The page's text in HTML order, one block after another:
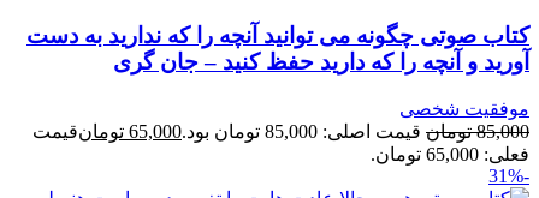
کتاب صوتی چگونه می توانید آنچه را که ندارید به دست
آورید و آنچه را که دارید حفظ کنید – جان گری
موفقیت شخصی
85,000 تومان قیمت اصلی: 85,000 تومان بود. 65,000 تومانقیمت
فعلی: 65,000 تومان.
-31%